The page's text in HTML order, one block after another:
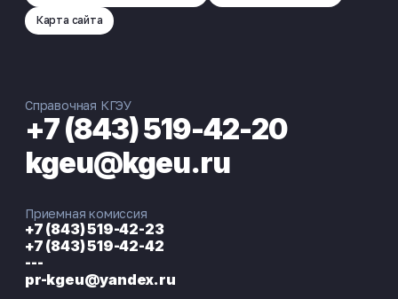
Карта сайта
Справочная КГЭУ
+7 (843) 519-42-20
kgeu@kgeu.ru
Приемная комиссия
+7 (843) 519-42-23
+7 (843) 519-42-42
---
pr-kgeu@yandex.ru